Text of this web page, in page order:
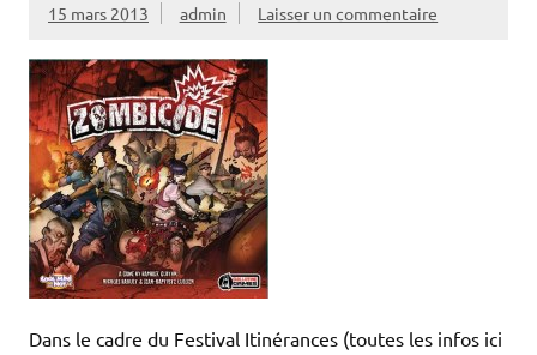
15 mars 2013 admin Laisser un commentaire
Dans le cadre du Festival Itinérances (toutes les infos ici